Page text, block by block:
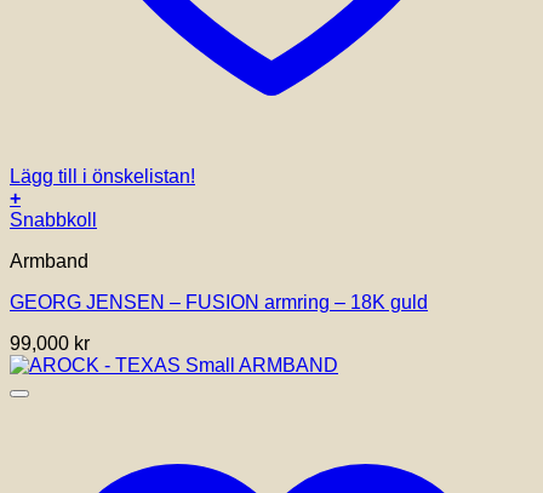
Lägg till i önskelistan!
+
Den
produkten
flera
De
olika
alternativen
produktsidan
Snabbkoll
Armband
GEORG JENSEN – FUSION armring – 18K guld
99,000 kr